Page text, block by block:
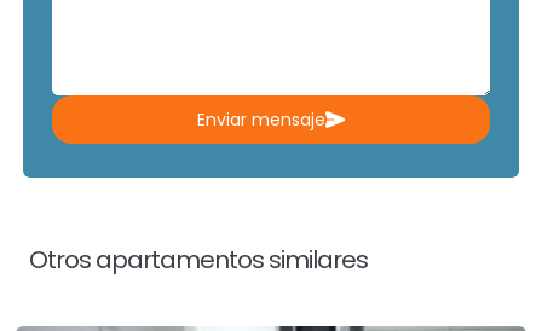
Enviar mensaje
Otros apartamentos similares